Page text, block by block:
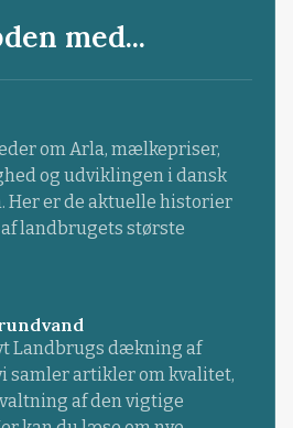
med...
om Arla, mælkepriser,
og udviklingen i dansk
er de aktuelle historier
landbrugets største
Landbrugs dækning af
samler artikler om kvalitet,
af den vigtige